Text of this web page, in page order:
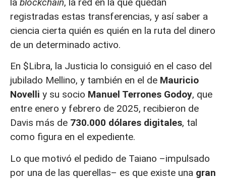
registradas estas transferencias, y así saber a
ciencia cierta quién es quién en la ruta del dinero
de un determinado activo.
En $Libra, la Justicia lo consiguió en el caso del
jubilado Mellino, y también en el de Mauricio
Novelli y su socio Manuel Terrones Godoy, que
entre enero y febrero de 2025, recibieron de
Davis más de 730.000 dólares digitales, tal
como figura en el expediente.
Lo que motivó el pedido de Taiano –impulsado
por una de las querellas– es que existe una gran